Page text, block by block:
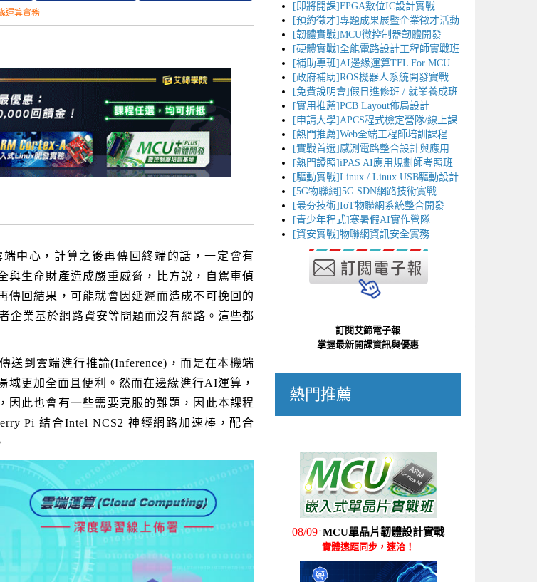
運算實務
中心，計算之後再傳回終端的話，一定會有
與生命財產造成嚴重威脅，比方說，自駕車偵
傳回結果，可能就會因延遲而造成不可挽回的
企業基於網路資安等問題而沒有網路。這些都
送到雲端進行推論(Inference)，而是在本機端
更加全面且便利。然而在邊緣進行AI運算，
因此也會有一些需要克服的難題，因此本課程
Pi 結合Intel NCS2 神經網路加速棒，配合
[即將開課]FPGA數位IC設計實戰
[預約徵才]專題成果展暨企業徵才活動
[韌體實戰]MCU微控制器韌體開發
[硬體實戰]全能電路設計工程師實戰班
[補助專班]AI邊緣運算TFL For MCU
[政府補助]ROS機器人系統開發實戰
[免費說明會]假日進修班 / 就業養成班
[實用推薦]PCB Layout佈局設計
[申請大學]APCS程式檢定營隊/線上課
[熱門推薦]Web全端工程師培訓課程
[實戰首選]感測電路整合設計與應用
[熱門證照]iPAS AI應用規劃師考照班
[驅動實戰]Linux / Linux USB驅動設計
[5G物聯網]5G SDN網路技術實戰
[最夯技術]IoT物聯網系統整合開發
[青少年程式]寒暑假AI實作營隊
[資安實戰]物聯網資訊安全實務
訂閱艾鍗電子報
掌握最新開課資訊與優惠
熱門推薦
08/09↑MCU單晶片韌體設計實戰
實體遠距同步，速洽！